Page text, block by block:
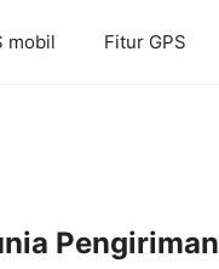
mobil Fitur GPS
Pengiriman